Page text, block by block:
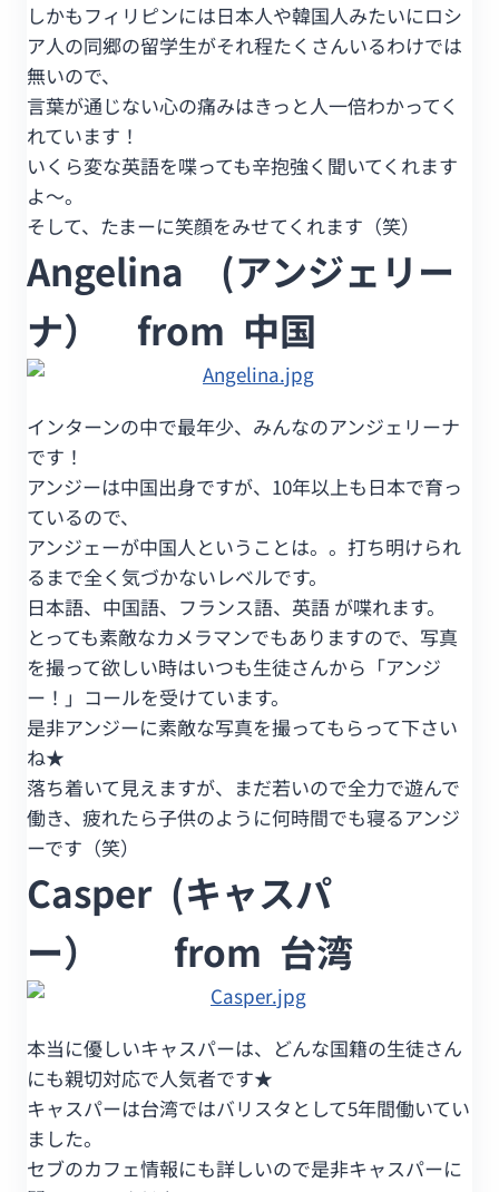
しかもフィリピンには日本人や韓国人みたいにロシ
ア人の同郷の留学生がそれ程たくさんいるわけでは
無いので、
言葉が通じない心の痛みはきっと人一倍わかってく
れています！
いくら変な英語を喋っても辛抱強く聞いてくれます
よ～。
そして、たまーに笑顔をみせてくれます（笑）
Angelina (アンジェリー
ナ） from 中国
インターンの中で最年少、みんなのアンジェリーナ
です！
アンジーは中国出身ですが、10年以上も日本で育っ
ているので、
アンジェーが中国人ということは。。打ち明けられ
るまで全く気づかないレベルです。
日本語、中国語、フランス語、英語 が喋れます。
とっても素敵なカメラマンでもありますので、写真
を撮って欲しい時はいつも生徒さんから「アンジ
ー！」コールを受けています。
是非アンジーに素敵な写真を撮ってもらって下さい
ね★
落ち着いて見えますが、まだ若いので全力で遊んで
働き、疲れたら子供のように何時間でも寝るアンジ
ーです（笑）
Casper (キャスパ
ー） from 台湾
本当に優しいキャスパーは、どんな国籍の生徒さん
にも親切対応で人気者です★
キャスパーは台湾ではバリスタとして5年間働いてい
ました。
セブのカフェ情報にも詳しいので是非キャスパーに